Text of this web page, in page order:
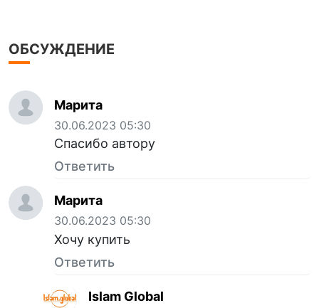
ОБСУЖДЕНИЕ
Марита
30.06.2023 05:30
Спасибо автору
Ответить
Марита
30.06.2023 05:30
Хочу купить
Ответить
Islam Global